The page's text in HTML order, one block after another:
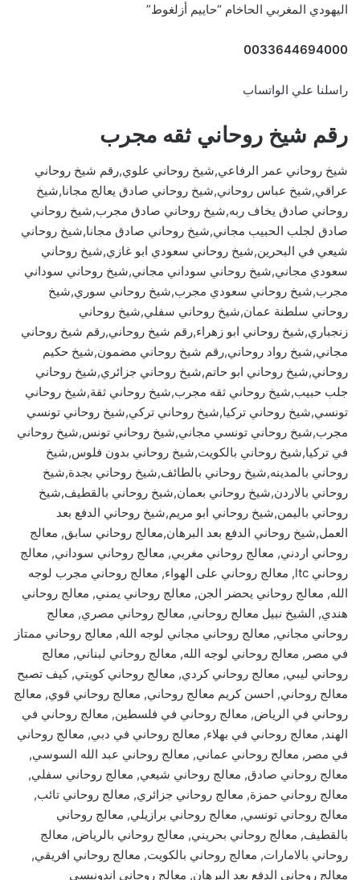
اليهودي المغربي الحاخام “حاييم أزلغوط”
0033644694000
راسلنا علي الواتساب
رقم شيخ روحاني ثقه مجرب
شيخ روحاني عمر الرفاعي,شيخ روحاني علوي,رقم شيخ روحاني
عراقي,شيخ عباس روحاني,شيخ روحاني صادق يعالج مجانا,شيخ
روحاني صادق يخاف ربه,شيخ روحاني صادق مجرب,شيخ روحاني
صادق لجلب الحبيب مجاني,شيخ روحاني صادق مجانا,شيخ روحاني
شيعي في البحرين,شيخ روحاني سعودي ابو غازي,شيخ روحاني
سعودي مجاني,شيخ روحاني سوداني مجاني,شيخ روحاني سوداني
مجرب,شيخ روحاني سعودي مجرب,شيخ روحاني سوري,شيخ
روحاني سلطنة عمان,شيخ روحاني سفلي,شيخ روحاني
زنجباري,شيخ روحاني ابو زهراء,رقم شيخ روحاني,رقم شيخ روحاني
مجاني,شيخ رواد روحاني,رقم شيخ روحاني مضمون,شيخ حكيم
روحاني,شيخ روحاني ابو حاتم,شيخ روحاني جزائري,شيخ روحاني
جلب حبيب,شيخ روحاني ثقه مجرب,شيخ روحاني ثقة,شيخ روحاني
تونسي,شيخ روحاني تركيا,شيخ روحاني تركي,شيخ روحاني تونسي
مجرب,شيخ روحاني تونسي مجاني,شيخ روحاني تونس,شيخ روحاني
في تركيا,شيخ روحاني بالكويت,شيخ روحاني بدون فلوس,شيخ
روحاني بالمدينه,شيخ روحاني بالطائف,شيخ روحاني بجدة,شيخ
روحاني بالاردن,شيخ روحاني بعمان,شيخ روحاني بالقطيف,شيخ
روحاني باليمن,شيخ روحاني ابو مريم,شيخ روحاني الدفع بعد
العمل,شيخ روحاني الدفع بعد البرهان,معالج روحاني سابق, معالج
روحاني اردني, معالج روحاني مغربي, معالج روحاني سوداني, معالج
روحاني ltc, معالج روحاني على الهواء, معالج روحاني مجرب لوجه
الله, معالج روحاني يحضر الجن, معالج روحاني يمني, معالج روحاني
هندي, الشيخ نبيل معالج روحاني, معالج روحاني مصري, معالج
روحاني مجاني, معالج روحاني مجاني لوجه الله, معالج روحاني ممتاز
في مصر, معالج روحاني لوجه الله, معالج روحاني لبناني, معالج
روحاني ليبي, معالج روحاني كردي, معالج روحاني كويتي, كيف تصبح
معالج روحاني, احسن كريم معالج روحاني, معالج روحاني قوي, معالج
روحاني في الرياض, معالج روحاني في فلسطين, معالج روحاني في
الهند, معالج روحاني في بهلاء, معالج روحاني في دبي, معالج روحاني
في مصر, معالج روحاني عماني, معالج روحاني عبد الله السوسي,
معالج روحاني صادق, معالج روحاني شيعي, معالج روحاني سفلي,
معالج روحاني حمزة, معالج روحاني جزائري, معالج روحاني تائب,
معالج روحاني تونسي, معالج روحاني برازيلي, معالج روحاني
بالقطيف, معالج روحاني بحريني, معالج روحاني بالرياض, معالج
روحاني بالامارات, معالج روحاني بالكويت, معالج روحاني افريقي,
معالج روحاني الدفع بعد البرهان, معالج روحاني اندونيسي